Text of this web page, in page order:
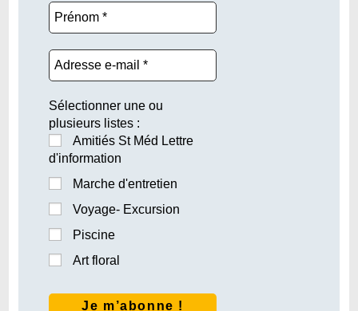
Sélectionner une ou
plusieurs listes :
Amitiés St Méd Lettre
d'information
Marche d'entretien
Voyage- Excursion
Piscine
Art floral